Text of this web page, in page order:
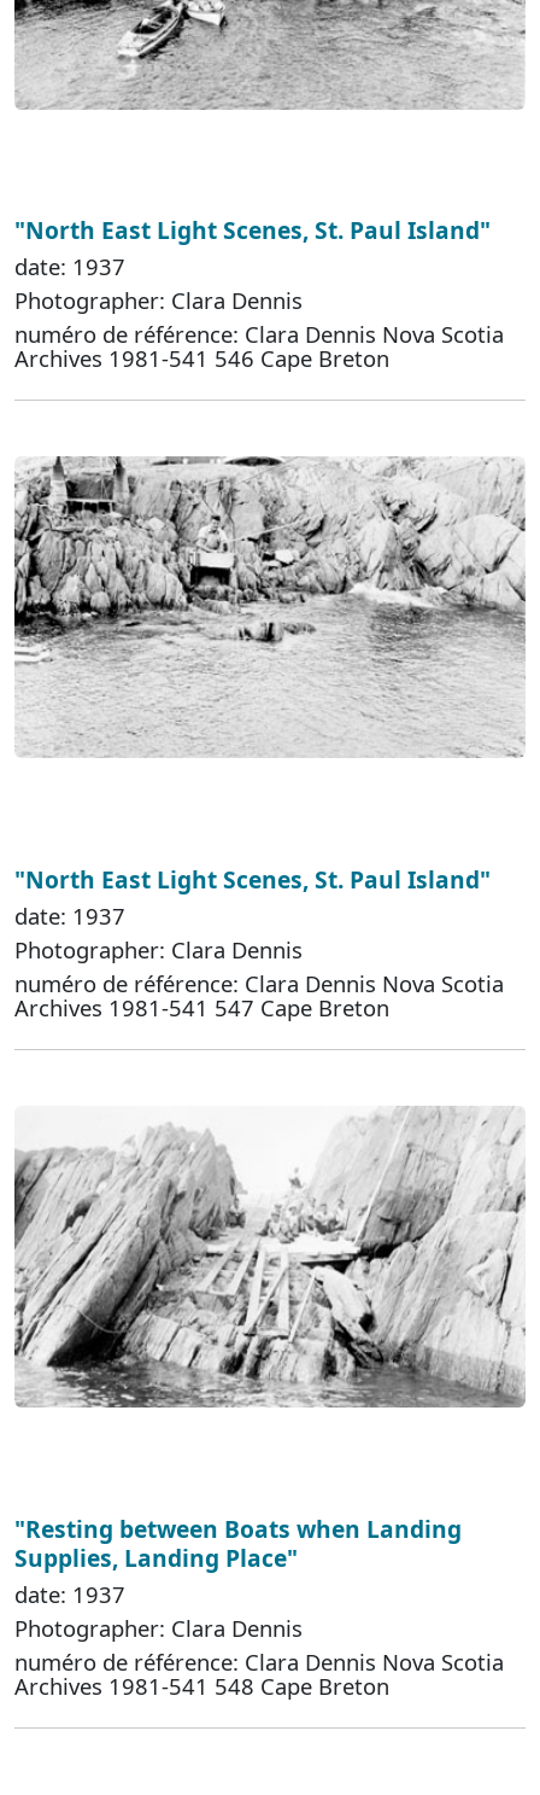
"North East Light Scenes, St. Paul Island"
date: 1937
Photographer: Clara Dennis
numéro de référence: Clara Dennis Nova Scotia
Archives 1981-541 546 Cape Breton
"North East Light Scenes, St. Paul Island"
date: 1937
Photographer: Clara Dennis
numéro de référence: Clara Dennis Nova Scotia
Archives 1981-541 547 Cape Breton
"Resting between Boats when Landing
Supplies, Landing Place"
date: 1937
Photographer: Clara Dennis
numéro de référence: Clara Dennis Nova Scotia
Archives 1981-541 548 Cape Breton